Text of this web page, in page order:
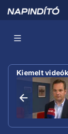
Kiemelt videók